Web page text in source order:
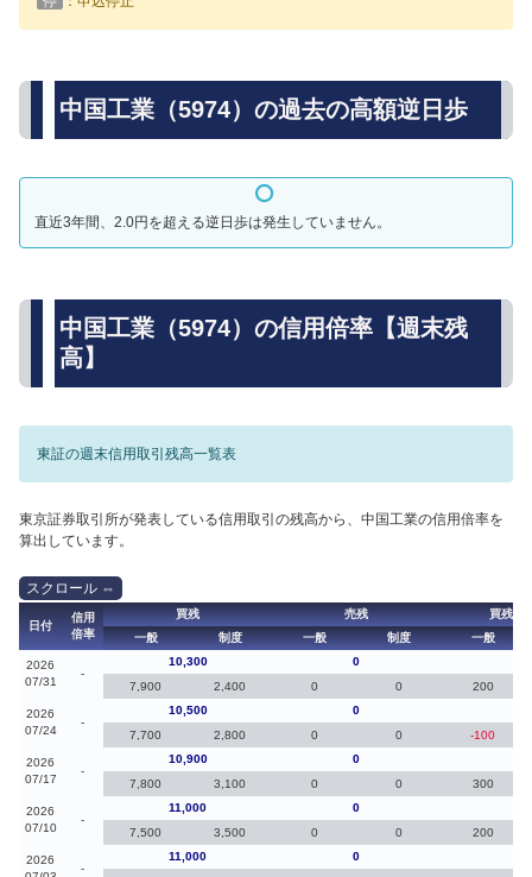
中国工業（5974）の過去の高額逆日歩
直近3年間、2.0円を超える逆日歩は発生していません。
中国工業（5974）の信用倍率【週末残
高】
東証の週末信用取引残高一覧表
東京証券取引所が発表している信用取引の残高から、中国工業の信用倍率を
算出しています。
日付
信用
倍率
買残 売残
買残（
一般
制度 一般 制度 一般
2026
07/31
-
10,300 0
7,900
2,400 0 0 200
2026
07/24
-
10,500 0
7,700
2,800 0 0 -100
2026
07/17
-
10,900 0
7,800
3,100 0 0 300
2026
07/10
-
11,000 0
7,500
3,500 0 0 200
2026
-
11,000 0